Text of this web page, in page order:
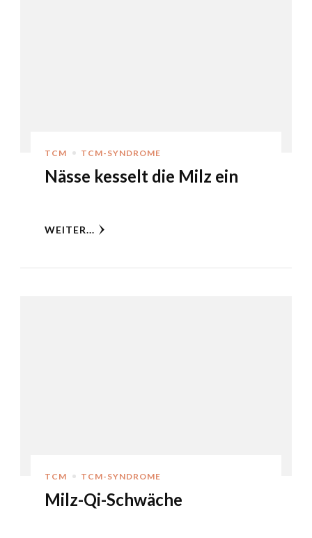
TCM TCM-SYNDROME
Nässe kesselt die Milz ein
WEITER...
TCM TCM-SYNDROME
Milz-Qi-Schwäche